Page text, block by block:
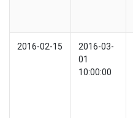
2016-02-15
2016-03-
01
10:00:00